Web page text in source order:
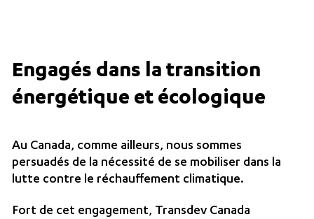
Engagés dans la transition
énergétique et écologique
Au Canada, comme ailleurs, nous sommes
persuadés de la nécessité de se mobiliser dans la
lutte contre le réchauffement climatique.
Fort de cet engagement, Transdev Canada